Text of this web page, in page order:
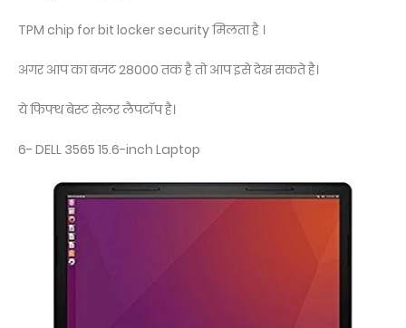
TPM chip for bit locker security मिलता है ।
अगर आप का बजट 28000 तक है तो आप इसे देख सकते है।
ये फिफ्थ बेस्ट सेलर लैपटॉप है।
6- DELL 3565 15.6-inch Laptop